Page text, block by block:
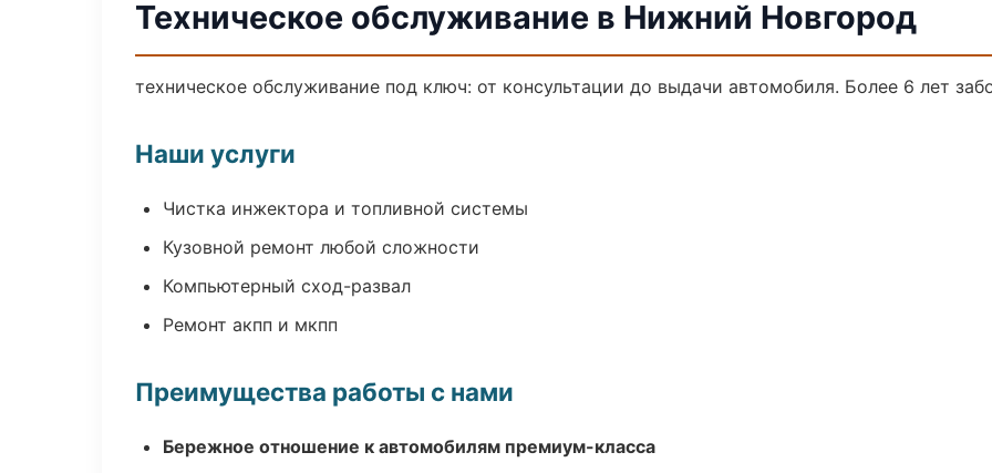
Техническое обслуживание в Нижний Новгород
техническое обслуживание под ключ: от консультации до выдачи автомобиля. Более 6 лет
Наши услуги
Чистка инжектора и топливной системы
Кузовной ремонт любой сложности
Компьютерный сход-развал
Ремонт акпп и мкпп
Преимущества работы с нами
Бережное отношение к автомобилям премиум-класса